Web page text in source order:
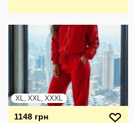
XL, XXL, XXXL
1148 грн